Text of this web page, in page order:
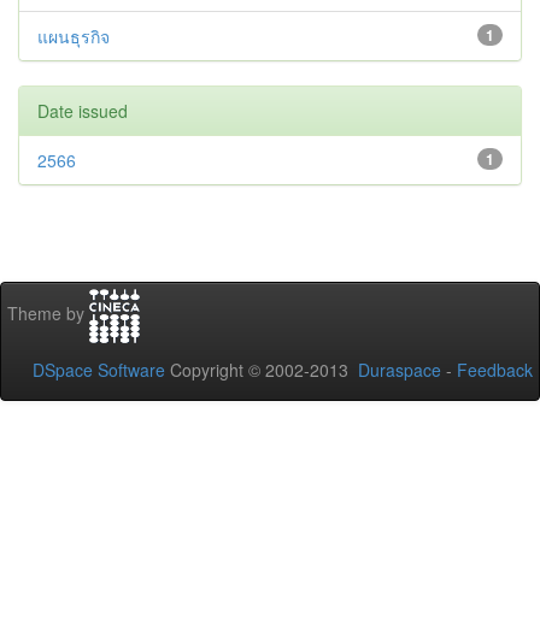
1
แผนธุรกิจ
Date issued
1
2566
Theme by
DSpace Software Copyright © 2002-2013 Duraspace - Feedback